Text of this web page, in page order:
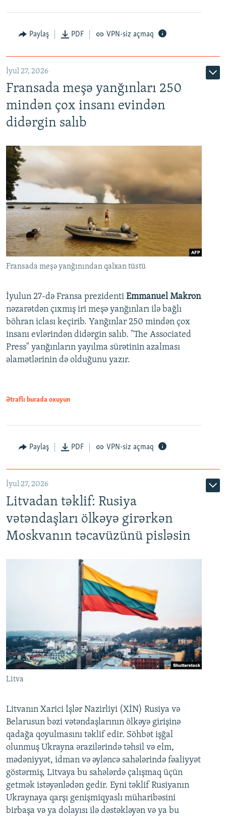
Paylaş PDF VPN-siz açmaq
İyul 27, 2026
Fransada meşə yanğınları 250
mindən çox insanı evindən
didərgin salıb
Fransada meşə yanğınından qalxan tüstü
İyulun 27-də Fransa prezidenti Emmanuel Makron
nəzarətdən çıxmış iri meşə yanğınları ilə bağlı
böhran iclası keçirib. Yanğınlar 250 mindən çox
insanı evlərindən didərgin salıb. "The Associated
Press" yanğınların yayılma sürətinin azalması
əlamətlərinin də olduğunu yazır.
Ətraflı burada oxuyun
Paylaş PDF VPN-siz açmaq
İyul 27, 2026
Litvadan təklif: Rusiya
vətəndaşları ölkəyə girərkən
Moskvanın təcavüzünü pisləsin
Litva
Litvanın Xarici İşlər Nazirliyi (XİN) Rusiya və
Belarusun bəzi vətəndaşlarının ölkəyə girişinə
qadağa qoyulmasını təklif edir. Söhbət işğal
olunmuş Ukrayna ərazilərində təhsil və elm,
mədəniyyət, idman və əyləncə sahələrində fəaliyyət
göstərmiş, Litvaya bu sahələrdə çalışmaq üçün
getmək istəyənlədən gedir. Eyni təklif Rusiyanın
Ukraynaya qarşı genişmiqyaslı müharibəsini
birbaşa və ya dolayısı ilə dəstəkləyən və ya bu